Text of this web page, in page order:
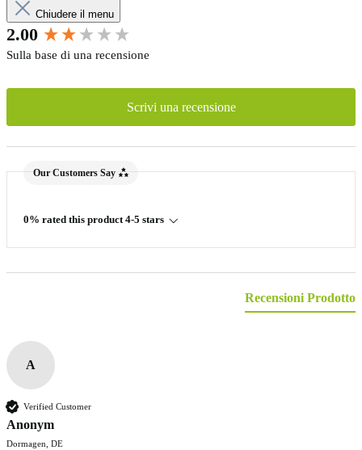
Chiudere il menu
2.00
Sulla base di una recensione
Scrivi una recensione
Our Customers Say
0% rated this product 4-5 stars
Recensioni Prodotto
A
Verified Customer
Anonym
Dormagen, DE
New content loaded